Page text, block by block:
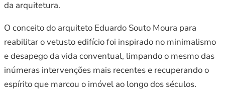
da arquitetura.
O conceito do arquiteto Eduardo Souto Moura para
reabilitar o vetusto edifício foi inspirado no minimalismo
e desapego da vida conventual, limpando o mesmo das
inúmeras intervenções mais recentes e recuperando o
espírito que marcou o imóvel ao longo dos séculos.